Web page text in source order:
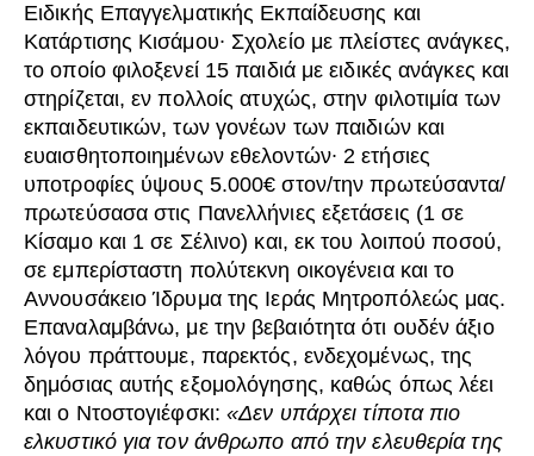
Ειδικής Επαγγελματικής Εκπαίδευσης και
Κατάρτισης Κισάμου∙ Σχολείο με πλείστες ανάγκες,
το οποίο φιλοξενεί 15 παιδιά με ειδικές ανάγκες και
στηρίζεται, εν πολλοίς ατυχώς, στην φιλοτιμία των
εκπαιδευτικών, των γονέων των παιδιών και
ευαισθητοποιημένων εθελοντών∙ 2 ετήσιες
υποτροφίες ύψους 5.000€ στον/την πρωτεύσαντα/
πρωτεύσασα στις Πανελλήνιες εξετάσεις (1 σε
Κίσαμο και 1 σε Σέλινο) και, εκ του λοιπού ποσού,
σε εμπερίσταστη πολύτεκνη οικογένεια και το
Αννουσάκειο Ίδρυμα της Ιεράς Μητροπόλεώς μας.
Επαναλαμβάνω, με την βεβαιότητα ότι ουδέν άξιο
λόγου πράττουμε, παρεκτός, ενδεχομένως, της
δημόσιας αυτής εξομολόγησης, καθώς όπως λέει
και ο Ντοστογιέφσκι:«Δεν υπάρχει τίποτα πιο
ελκυστικό για τον άνθρωπο από την ελευθερία της